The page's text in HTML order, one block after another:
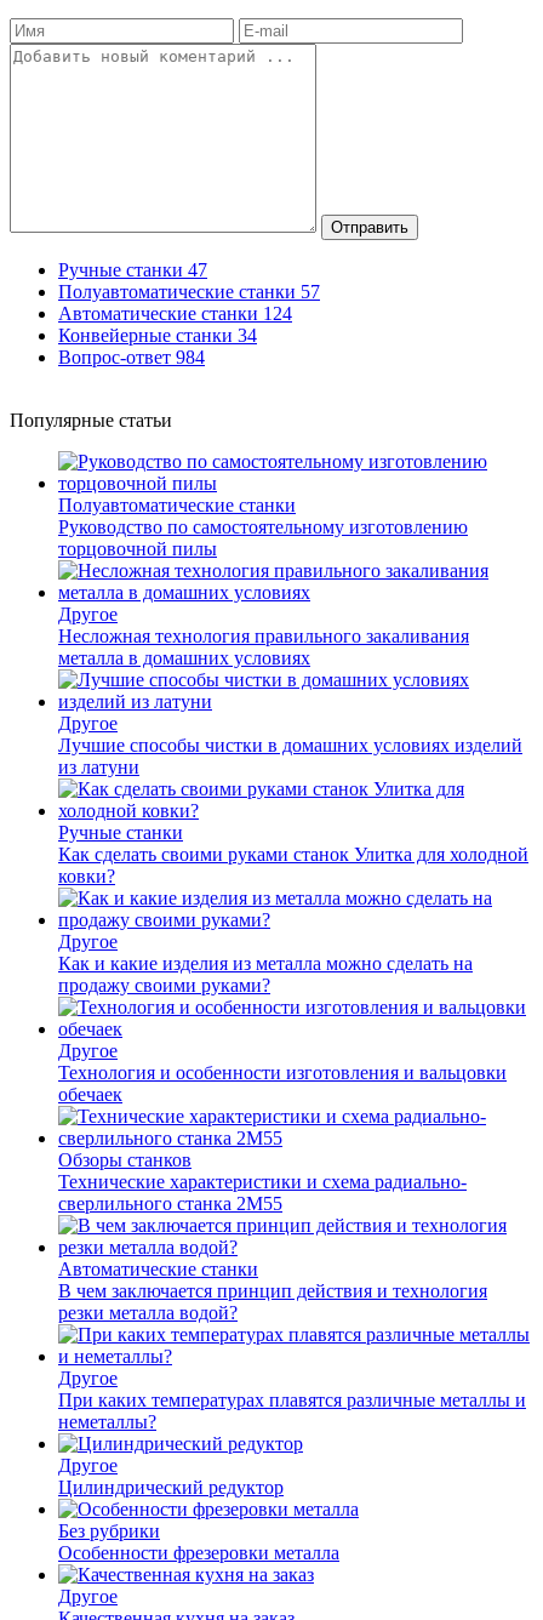
Отправить
Ручные станки 47
Полуавтоматические станки 57
Автоматические станки 124
Конвейерные станки 34
Вопрос-ответ 984
Популярные статьи
Полуавтоматические станки
Руководство по самостоятельному изготовлению
торцовочной пилы
Другое
Несложная технология правильного закаливания
металла в домашних условиях
Другое
Лучшие способы чистки в домашних условиях изделий
из латуни
Ручные станки
Как сделать своими руками станок Улитка для холодной
ковки?
Другое
Как и какие изделия из металла можно сделать на
продажу своими руками?
Другое
Технология и особенности изготовления и вальцовки
обечаек
Обзоры станков
Технические характеристики и схема радиально-
сверлильного станка 2М55
Автоматические станки
В чем заключается принцип действия и технология
резки металла водой?
Другое
При каких температурах плавятся различные металлы и
неметаллы?
Другое
Цилиндрический редуктор
Без рубрики
Особенности фрезеровки металла
Другое